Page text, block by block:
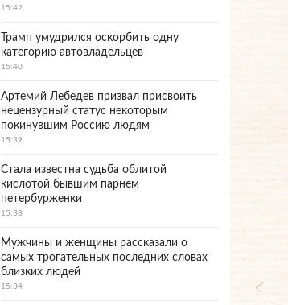
15:42
Трамп умудрился оскорбить одну
категорию автовладельцев
15:40
Артемий Лебедев призвал присвоить
нецензурный статус некоторым
покинувшим Россию людям
15:39
Стала известна судьба облитой
кислотой бывшим парнем
петербурженки
15:38
Мужчины и женщины рассказали о
самых трогательных последних словах
близких людей
15:34